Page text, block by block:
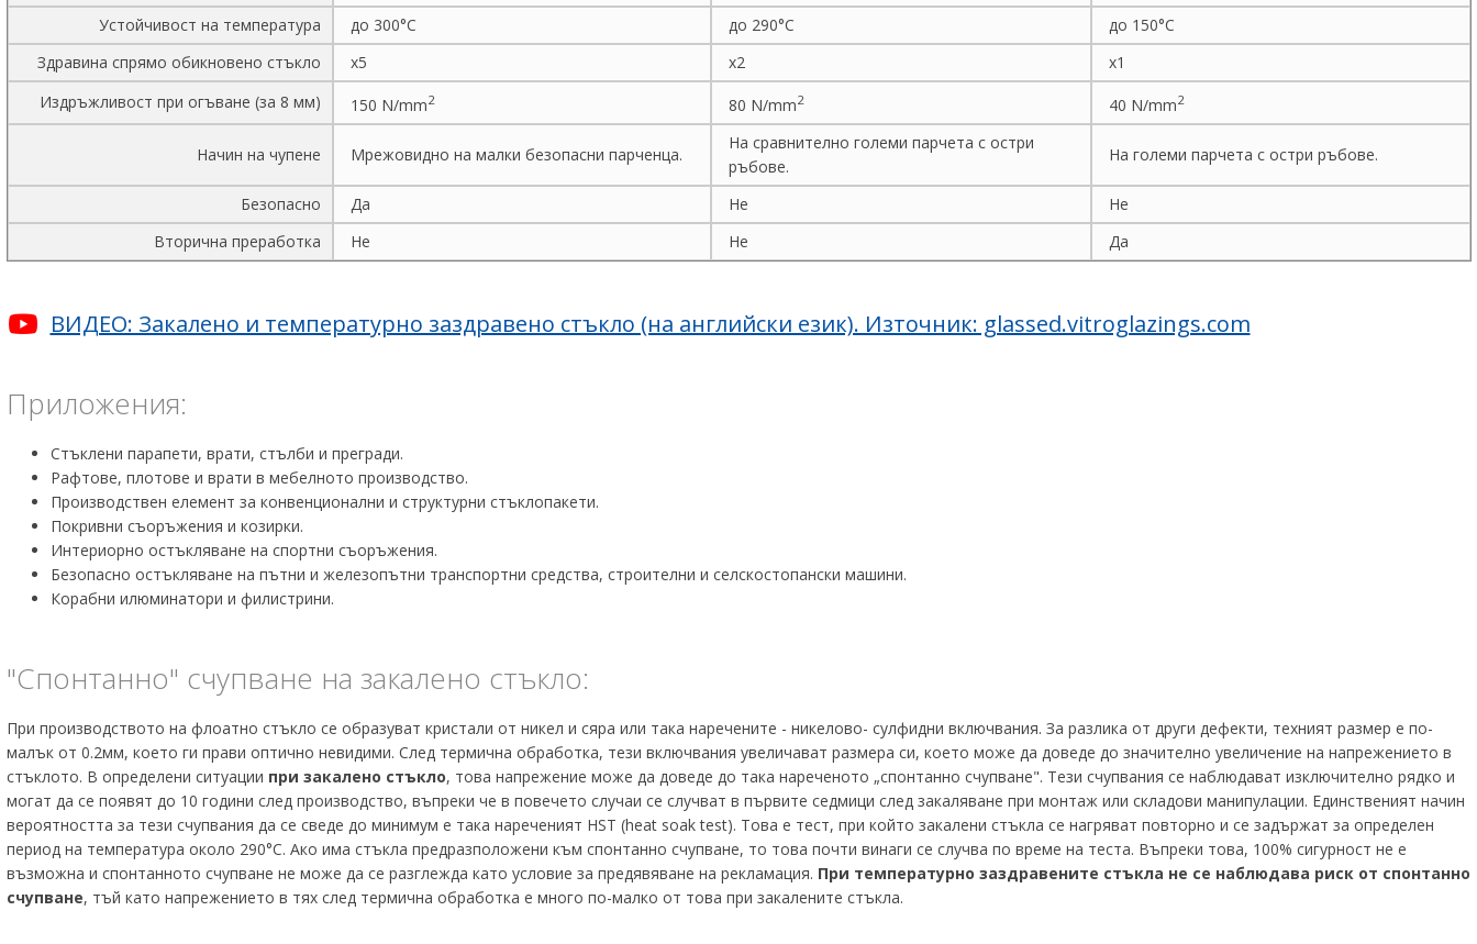
Устойчивост на температурa
до 300°C до 290°C
до 150°C
Здравина спрямо обикновено стъкло
х5 х2
х1
Издръжливост при огъване (за 8 мм)
150 N/mm2 80 N/mm2 40 N/mm2
Начин на чупене Мрежовидно на малки безопасни парченца.
На сравнително големи парчета с остри
ръбове.
На големи парчета с остри ръбове.
Безопасно Да Не
Не
Вторична преработка
Не Не Да
ВИДЕО: Закалено и температурно заздравено стъкло (на английски език). Източник: glassed.vitroglazings.com
Приложения:
Стъклени парапети, врати, стълби и прегради.
Рафтове, плотове и врати в мебелното производство.
Производствен елемент за конвенционални и структурни стъклопакети.
Покривни съоръжения и козирки.
Интериорно остъкляване на спортни съоръжения.
Безопасно остъкляване на пътни и железопътни транспортни средства, строителни и селскостопански машини.
Корабни илюминатори и филистрини.
"Спонтанно" счупване на закалено стъкло:
При производството на флоатно стъкло се образуват кристали от никел и сяра или така наречените - никелово- сулфидни включвания. За разлика от други дефекти, техният размер е по-
малък от 0.2мм, което ги прави оптично невидими. След термична обработка, тези включвания увеличават размера си, което може да доведе до значително увеличение на напрежението в
стъклото. В определени ситуации при закалено стъкло, това напрежение може да доведе до така нареченото „спонтанно счупване". Тези счупвания се наблюдават изключително рядко и
могат да се появят до 10 години след производство, въпреки че в повечето случаи се случват в първите седмици след закаляване при монтаж или складови манипулации. Единственият начин
вероятността за тези счупвания да се сведе до минимум е така нареченият HST (heat soak test). Това е тест, при който закалени стъкла се нагряват повторно и се задържат за определен
период на температура около 290°С. Ако има стъкла предразположени към спонтанно счупване, то това почти винаги се случва по време на теста. Въпреки това, 100% сигурност не е
възможна и спонтанното счупване не може да се разглежда като условие за предявяване на рекламация. При температурно заздравените стъкла не се наблюдава риск от спонтанно
счупване, тъй като напрежението в тях след термична обработка е много по-малко от това при закалените стъкла.